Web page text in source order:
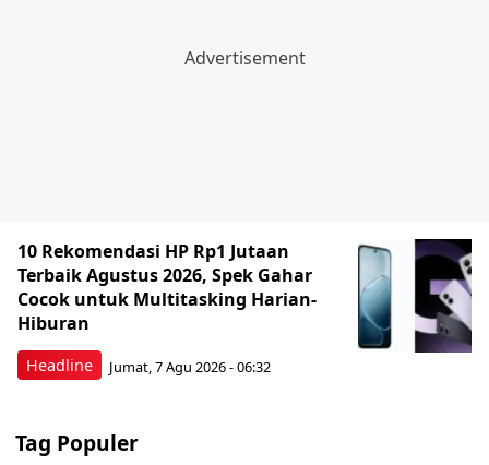
Headline
10 Rekomendasi HP Rp1 Jutaan
Terbaik Agustus 2026, Spek Gahar
Cocok untuk Multitasking Harian-
Hiburan
Jumat, 7 Agu 2026 - 06:32
Tag Populer